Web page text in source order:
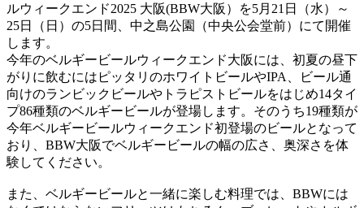
ルウィークエンド2025 大阪(BBW大阪）を5月21日（水）～
25日（日）の5日間、中之島公園（中央公会堂前）にて開催
します。
今年のベルギービールウィークエンド大阪には、初夏の昼下
がりに飲むにはピッタリのホワイトビールやIPA、ビール通
向けのランビックビールやトラピストビールをはじめ14タイ
プ86種類のベルギービールが登場します。そのうち19種類が
今年ベルギービールウィークエンド初登場のビールとなって
おり、BBW大阪でベルギービールの幅の広さ、奥深さを体
験してください。
また、ベルギービールと一緒に楽しむ料理では、BBWには